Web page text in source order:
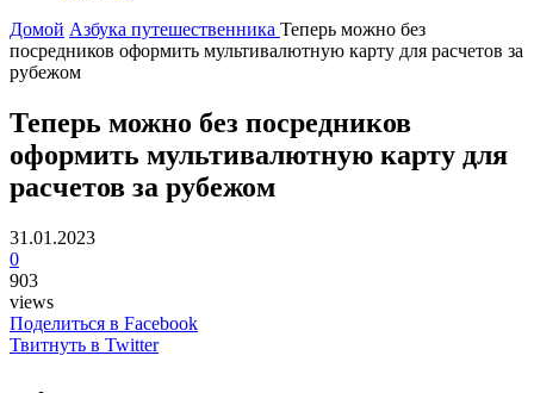
Домой Азбука путешественника Теперь можно без
посредников оформить мультивалютную карту для расчетов за
рубежом
Теперь можно без посредников
оформить мультивалютную карту для
расчетов за рубежом
31.01.2023
0
903
views
Поделиться в Facebook
Твитнуть в Twitter